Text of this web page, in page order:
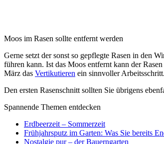
Moos im Rasen sollte entfernt werden
Gerne setzt der sonst so gepflegte Rasen in den
führen kann. Ist das Moos entfernt kann der
März das Vertikutieren ein sinnvoller Arbeitsschritt.
Den ersten Rasenschnitt sollten Sie übrigens
Spannende Themen entdecken
Erdbeerzeit – Sommerzeit
Frühjahrsputz im Garten: Was Sie bereits
Nostalgie pur – der Bauerngarten